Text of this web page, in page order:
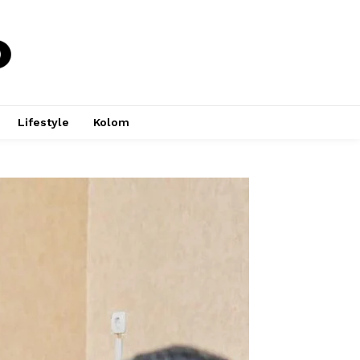
Lifestyle Kolom